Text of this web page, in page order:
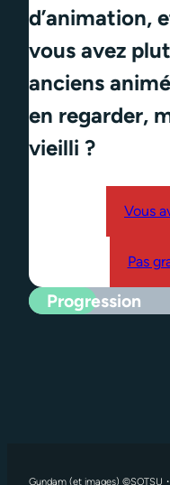
d’animation,
vous avez
anciens
en regarder,
vieilli ?
Vous
Pas
Progression
Gundam (et images) ©SOTSU